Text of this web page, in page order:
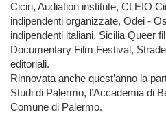
Ciciri, Audiation institute, CLEIO
indipendenti organizzate, Odei -
indipendenti italiani, Sicilia Queer
Documentary Film Festival,
editoriali.
Rinnovata anche quest’anno la
Studi di Palermo, l’Accademia di
Comune di Palermo.